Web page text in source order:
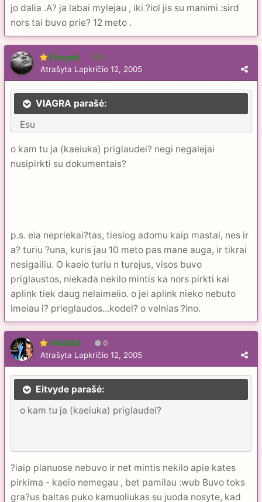
jo dalia .A? ja labai mylejau , iki ?iol jis su manimi :sird
nors tai buvo prie? 12 meto .
Eitvydė 6
Atrašyta Lapkričio 12, 2005
VIAGRA parašė:
Esu
o kam tu ja (kaeiuka) priglaudei? negi negalejai
nusipirkti su dokumentais?
p.s. eia nepriekai?tas, tiesiog adomu kaip mastai, nes ir
a? turiu ?una, kuris jau 10 meto pas mane auga, ir tikrai
nesigailiu. O kaeio turiu n turejus, visos buvo
priglaustos, niekada nekilo mintis ka nors pirkti kai
aplink tiek daug nelaimelio. o jei aplink nieko nebuto
imeiau i? prieglaudos...kodel? o velnias ?ino.
VIAGRA 0
Atrašyta Lapkričio 12, 2005
Eitvyde parašė:
o kam tu ja (kaeiuka) priglaudei?
?iaip planuose nebuvo ir net mintis nekilo apie kates
pirkima - kaeio nemegau , bet pamilau :wub Buvo toks
gra?us baltas puko kamuoliukas su juoda nosyte, kad